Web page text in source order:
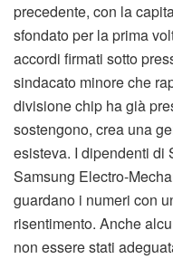
precedente, con la
sfondato per la prima
accordi firmati sotto
sindacato minore che
divisione chip ha già
sostengono, crea una
esisteva. I dipendenti di
Samsung Electro-
guardano i numeri con
risentimento. Anche
non essere stati